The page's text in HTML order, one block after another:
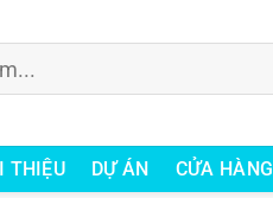
THIỆU DỰ ÁN CỬA HÀNG